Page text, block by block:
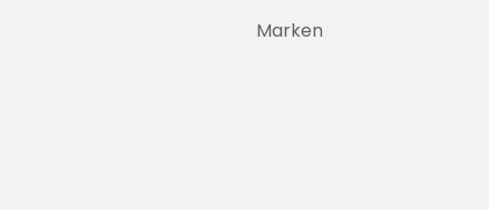
Marken